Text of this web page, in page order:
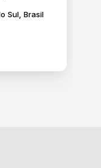
Sul, Brasil